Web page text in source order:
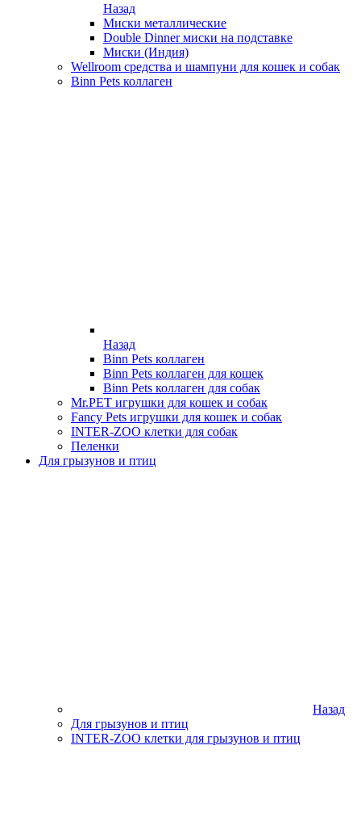
Назад
Миски металлические
Double Dinner миски на подставке
Миски (Индия)
Wellroom средства и шампуни для кошек и собак
Binn Pets коллаген
Назад
Binn Pets коллаген
Binn Pets коллаген для кошек
Binn Pets коллаген для собак
Mr.PET игрушки для кошек и собак
Fancy Pets игрушки для кошек и собак
INTER-ZOO клетки для собак
Пеленки
Для грызунов и птиц
Назад
Для грызунов и птиц
INTER-ZOO клетки для грызунов и птиц